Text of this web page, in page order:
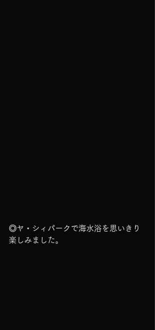
◎ヤ・シィパークで海水浴を思いきり
楽しみました。